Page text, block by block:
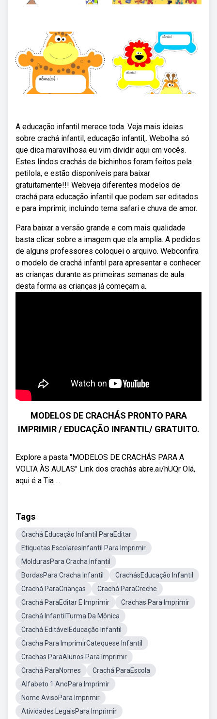
A educação infantil merece toda. Veja mais ideias
sobre crachá infantil, educação infantil,. Webolha só
que dica maravilhosa eu vim dividir aqui cm vocês.
Estes lindos crachás de bichinhos foram feitos pela
petilola, e estão disponíveis para baixar
gratuitamente!!! Webveja diferentes modelos de
crachá para educação infantil que podem ser editados
e para imprimir, incluindo tema safari e chuva de amor.
Para baixar a versão grande e com mais qualidade
basta clicar sobre a imagem que ela amplia. A pedidos
de alguns professores coloquei o arquivo. Webconfira
o modelo de crachá infantil para apresentar e conhecer
as crianças durante as primeiras semanas de aula
desta forma as crianças já começam a.
MODELOS DE CRACHÁS PRONTO PARA
IMPRIMIR / EDUCAÇÃO INFANTIL/ GRATUITO.
Explore a pasta "MODELOS DE CRACHÁS PARA A
VOLTA ÀS AULAS" Link dos crachás abre.ai/hUQr Olá,
aqui é a Tia ...
Tags
Crachá Educação Infantil ParaEditar
Etiquetas EscolaresInfantil Para Imprimir
MoldurasPara Cracha Infantil
BordasPara Cracha Infantil
CrachásEducação Infantil
Crachá ParaCrianças
Crachá ParaCreche
Crachá ParaEditar E Imprimir
Crachas Para Imprimir
Crachá InfantilTurma Da Mônica
Crachá EditávelEducação Infantil
Cracha Para ImprimirCatequese Infantil
Crachas ParaAlunos Para Imprimir
Crachá ParaNomes
Crachá ParaEscola
Alfabeto 1 AnoPara Imprimir
Nome AvisoPara Imprimir
Atividades LegaisPara Imprimir